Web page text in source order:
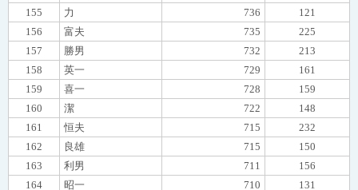
155
力 736
121
156
富夫 735
225
157
勝男 732
213
158
英一 729
161
159
喜一 728
159
160
潔 722
148
161
恒夫 715
232
162
良雄 715
150
163
利男 711
156
164
昭一 710
131